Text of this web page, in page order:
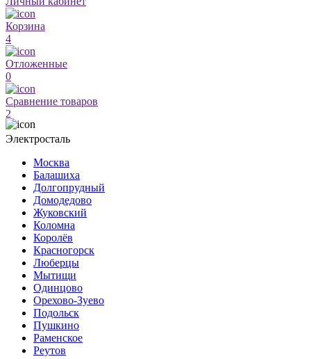
Корзина
4
Отложенные
0
Сравнение товаров
2
Электросталь
Москва
Балашиха
Долгопрудный
Домодедово
Жуковский
Коломна
Королёв
Красногорск
Люберцы
Мытищи
Одинцово
Орехово-Зуево
Подольск
Пушкино
Раменское
Реутов